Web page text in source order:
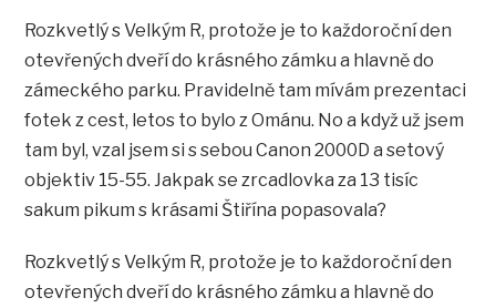
Rozkvetlý s Velkým R, protože je to každoroční den
otevřených dveří do krásného zámku a hlavně do
zámeckého parku. Pravidelně tam mívám prezentaci
fotek z cest, letos to bylo z Ománu. No a když už jsem
tam byl, vzal jsem si s sebou Canon 2000D a setový
objektiv 15-55. Jakpak se zrcadlovka za 13 tisíc
sakum pikum s krásami Štiřína popasovala?
Rozkvetlý s Velkým R, protože je to každoroční den
otevřených dveří do krásného zámku a hlavně do